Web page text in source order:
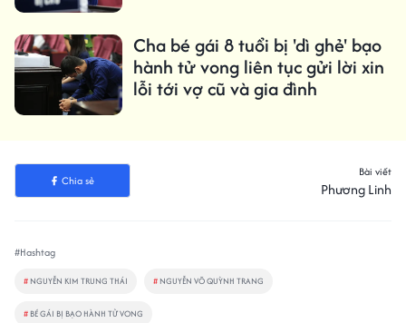
Cha bé gái 8 tuổi bị 'dì ghẻ' bạo
hành tử vong liên tục gửi lời xin
lỗi tới vợ cũ và gia đình
Chia sẻ
Bài viết
Phương Linh
#Hashtag
# NGUYỄN KIM TRUNG THÁI # NGUYỄN VÕ QUỲNH TRANG
# BÉ GÁI BỊ BẠO HÀNH TỬ VONG